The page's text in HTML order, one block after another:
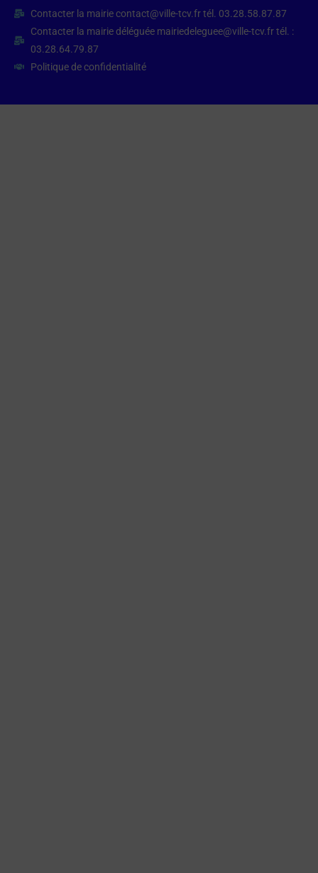
Contacter la mairie contact@ville-tcv.fr tél. 03.28.58.87.87
Contacter la mairie déléguée mairiedeleguee@ville-tcv.fr tél. :
03.28.64.79.87
Politique de confidentialité